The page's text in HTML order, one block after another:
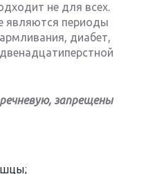
не для всех.
являются периоды
диабет,
запрещены